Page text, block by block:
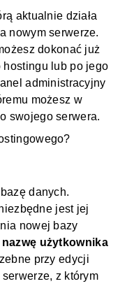
aktualnie działa
nowym serwerze.
dokonać już
lub po jego
administracyjny
możesz w
swojego serwera.
danych.
jest jej
nowej bazy
użytkownika
przy edycji
z którym